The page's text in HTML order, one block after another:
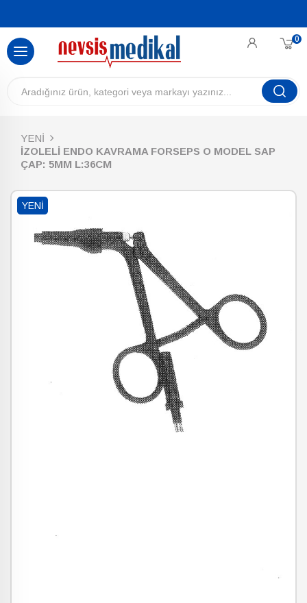
0
YENİ
İZOLELİ ENDO KAVRAMA FORSEPS O MODEL SAP
ÇAP: 5MM L:36CM
YENI